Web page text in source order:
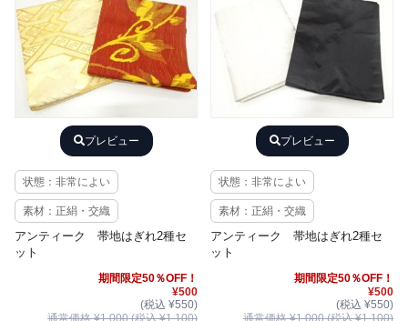
プレビュー
状態：非常によい
素材：正絹・交織
アンティーク 帯地はぎれ2種セ
ット
期間限定50％OFF！
¥500
(税込 ¥550)
プレビュー
状態：非常によい
素材：正絹・交織
アンティーク 帯地はぎれ2種セ
ット
期間限定50％OFF！
¥500
(税込 ¥550)